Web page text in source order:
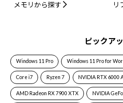
メモリから探す リ
ピックア
Windows 11 Pro Windows 11 Pro for
Core i7 Ryzen 7 NVIDIA RTX 6000
AMD Radeon RX 7900 XTX NVIDIA